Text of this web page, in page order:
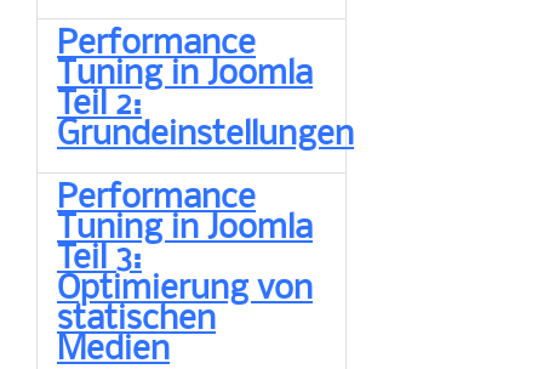
Performance
Tuning in Joomla
Teil 2:
Grundeinstellungen
Performance
Tuning in Joomla
Teil 3:
Optimierung von
statischen
Medien